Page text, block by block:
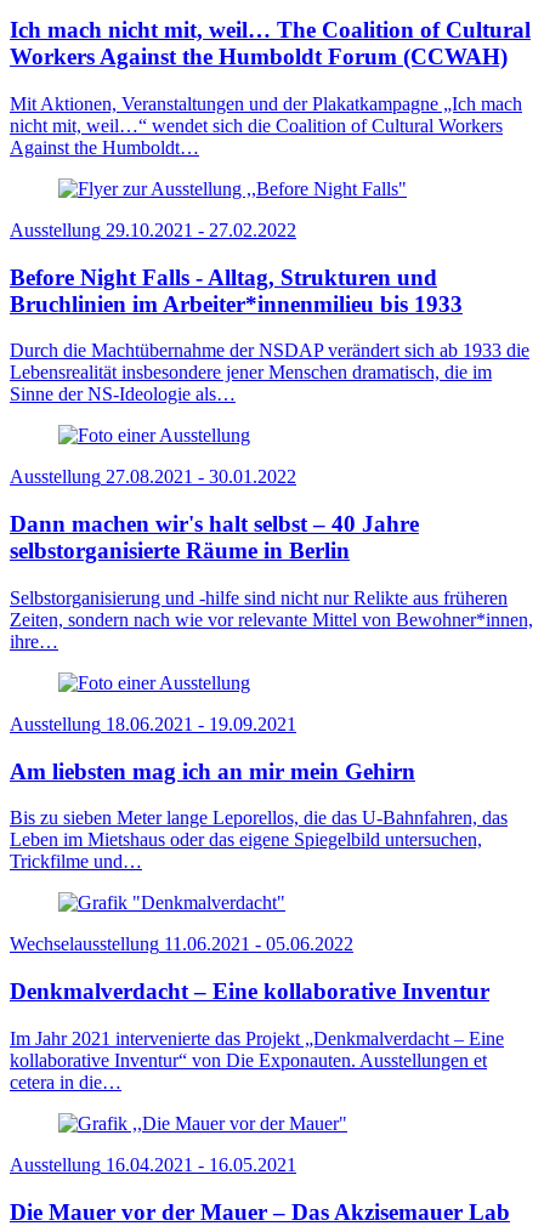
Ich mach nicht mit, weil… The Coalition of Cultural
Workers Against the Humboldt Forum (CCWAH)
Mit Aktionen, Veranstaltungen und der Plakatkampagne „Ich mach
nicht mit, weil…“ wendet sich die Coalition of Cultural Workers
Against the Humboldt…
Ausstellung 29.10.2021 - 27.02.2022
Before Night Falls - Alltag, Strukturen und
Bruchlinien im Arbeiter*innenmilieu bis 1933
Durch die Machtübernahme der NSDAP verändert sich ab 1933 die
Lebensrealität insbesondere jener Menschen dramatisch, die im
Sinne der NS-Ideologie als…
Ausstellung 27.08.2021 - 30.01.2022
Dann machen wir's halt selbst – 40 Jahre
selbstorganisierte Räume in Berlin
Selbstorganisierung und -hilfe sind nicht nur Relikte aus früheren
Zeiten, sondern nach wie vor relevante Mittel von Bewohner*innen,
ihre…
Ausstellung 18.06.2021 - 19.09.2021
Am liebsten mag ich an mir mein Gehirn
Bis zu sieben Meter lange Leporellos, die das U-Bahnfahren, das
Leben im Mietshaus oder das eigene Spiegelbild untersuchen,
Trickfilme und…
Wechselausstellung 11.06.2021 - 05.06.2022
Denkmalverdacht – Eine kollaborative Inventur
Im Jahr 2021 intervenierte das Projekt „Denkmalverdacht – Eine
kollaborative Inventur“ von Die Exponauten. Ausstellungen et
cetera in die…
Ausstellung 16.04.2021 - 16.05.2021
Die Mauer vor der Mauer – Das Akzisemauer Lab